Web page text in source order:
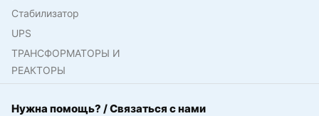
Стабилизатор
UPS
ТРАНСФОРМАТОРЫ И
РЕАКТОРЫ
Нужна помощь? / Связаться с нами